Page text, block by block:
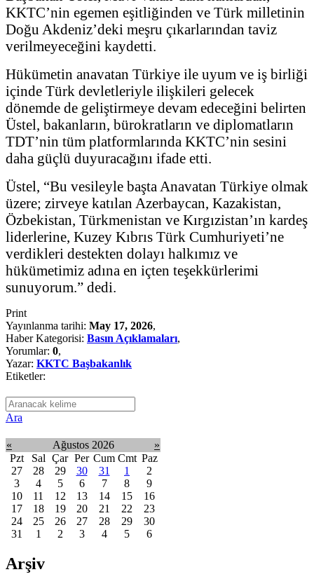
KKTC’nin egemen eşitliğinden ve Türk milletinin
Doğu Akdeniz’deki meşru çıkarlarından taviz
verilmeyeceğini kaydetti.
Hükümetin anavatan Türkiye ile uyum ve iş birliği
içinde Türk devletleriyle ilişkileri gelecek
dönemde de geliştirmeye devam edeceğini belirten
Üstel, bakanların, bürokratların ve diplomatların
TDT’nin tüm platformlarında KKTC’nin sesini
daha güçlü duyuracağını ifade etti.
Üstel, “Bu vesileyle başta Anavatan Türkiye olmak
üzere; zirveye katılan Azerbaycan, Kazakistan,
Özbekistan, Türkmenistan ve Kırgızistan’ın kardeş
liderlerine, Kuzey Kıbrıs Türk Cumhuriyeti’ne
verdikleri destekten dolayı halkımız ve
hükümetimiz adına en içten teşekkürlerimi
sunuyorum.” dedi.
Print
Yayınlanma tarihi: May 17, 2026,
Haber Kategorisi: Basın Açıklamaları,
Yorumlar: 0,
Yazar: KKTC Başbakanlık
Etiketler:
Ara
« Ağustos 2026
»
Pzt
Sal Çar Per Cum Cmt Paz
27
28 29 30 31 1
2
3
4 5 6 7 8
9
10
11 12 13 14 15
16
17
18 19 20 21 22
23
24
25 26 27 28 29
30
31
1 2 3 4 5 6
Arşiv